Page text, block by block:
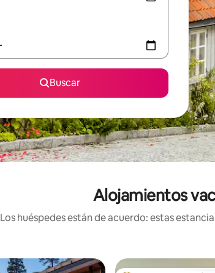
Buscar
Alojamientos
Los huéspedes están de acuerdo: estas